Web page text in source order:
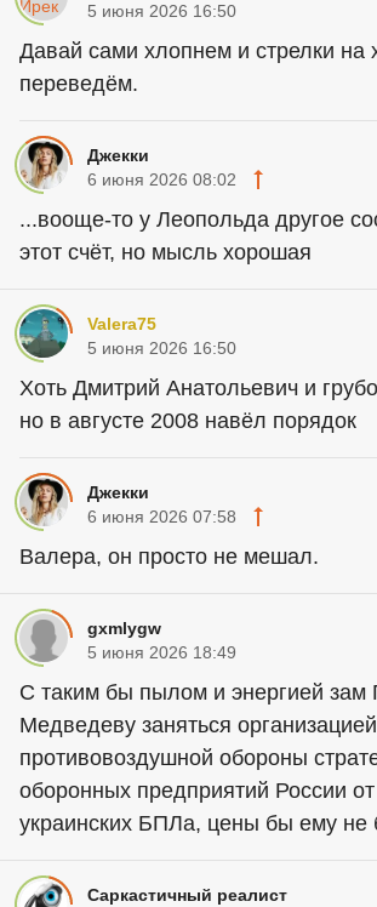
5 июня 2026 16:50
Давай сами хлопнем и стрелки на
переведём.
Джекки
6 июня 2026 08:02
...вооще-то у Леопольда другое
этот счёт, но мысль хорошая
Valera75
5 июня 2026 16:50
Хоть Дмитрий Анатольевич и
но в августе 2008 навёл порядок
Джекки
6 июня 2026 07:58
Валера, он просто не мешал.
gxmlygw
5 июня 2026 18:49
С таким бы пылом и энергией
Медведеву заняться организацией
противовоздушной обороны
оборонных предприятий России
украинских БПЛа, цены бы ему не
Саркастичный реалист